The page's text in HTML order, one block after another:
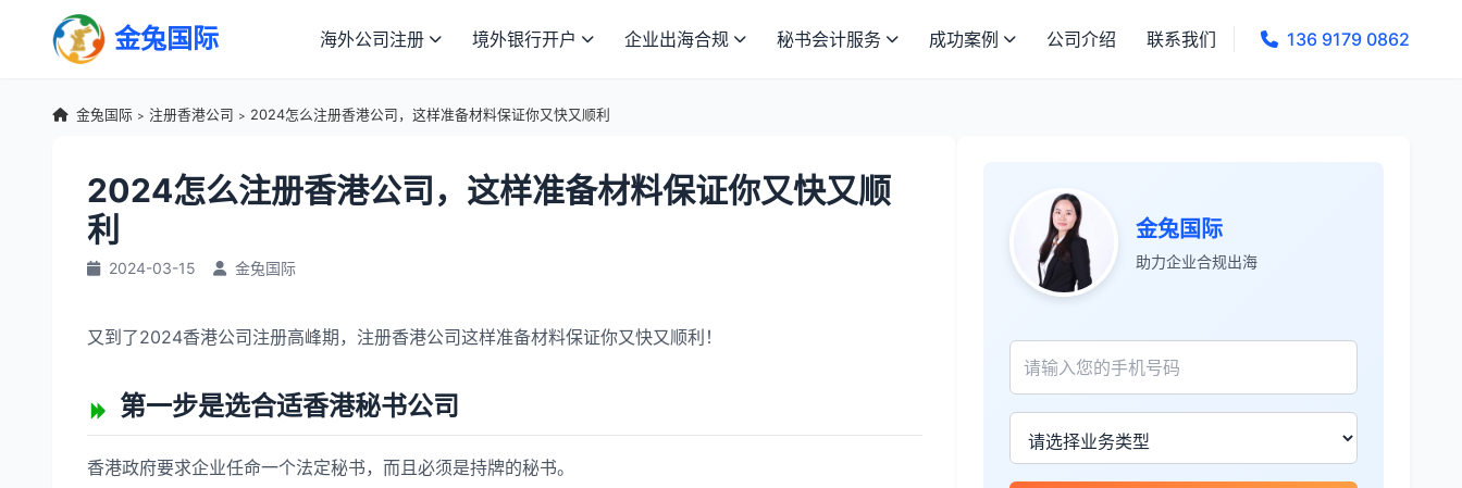
金兔国际 海外公司注册 境外银行开户 企业出海合规 秘书会计服务 成功案例 公司介绍 联系我们 136 9179 0862
金兔国际 > 注册香港公司 > 2024怎么注册香港公司，这样准备材料保证你又快又顺利
2024怎么注册香港公司，这样准备材料保证你又快又顺
利
2024-03-15 金兔国际
又到了2024香港公司注册高峰期，注册香港公司这样准备材料保证你又快又顺利！
第一步是选合适香港秘书公司
香港政府要求企业任命一个法定秘书，而且必须是持牌的秘书。
金兔国际
助力企业合规出海
张先生
服务专业高效，一周就完成了泰国公司注